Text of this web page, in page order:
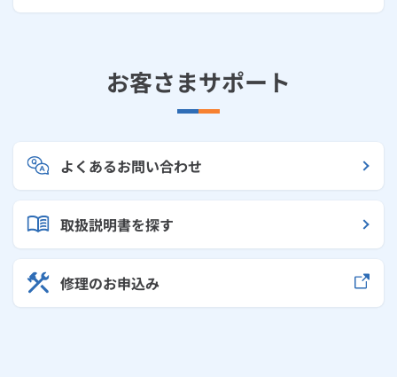
お客さまサポート
よくあるお問い合わせ
取扱説明書を探す
修理のお申込み